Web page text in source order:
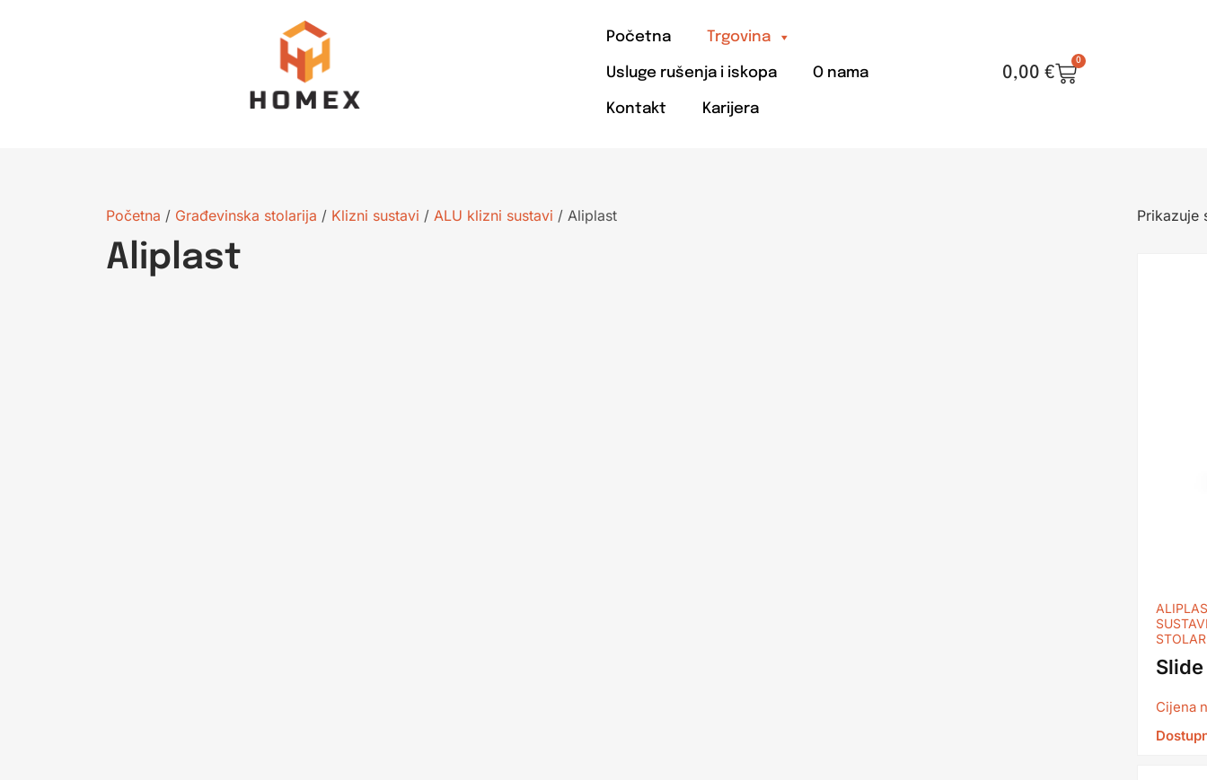
Početna Trgovina
Usluge rušenja i iskopa O nama
Kontakt Karijera
0,00 €
0
Početna / Građevinska stolarija / Klizni sustavi / ALU klizni sustavi / Aliplast
Aliplast
Prikazuje
Cijena